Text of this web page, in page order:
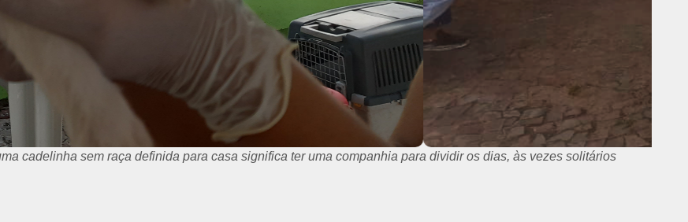
cadelinha sem raça definida para casa significa ter uma companhia para dividir os dias, às vezes solitários